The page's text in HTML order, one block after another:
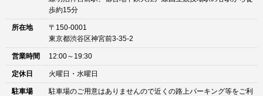
歩約15分
所在地
〒150-0001
東京都渋谷区神宮前3-35-2
営業時間 12:00～19:30
定休日 火曜日・水曜日
駐車場
駐車場のご用意はありませんので近くの路上パーキング等をご利